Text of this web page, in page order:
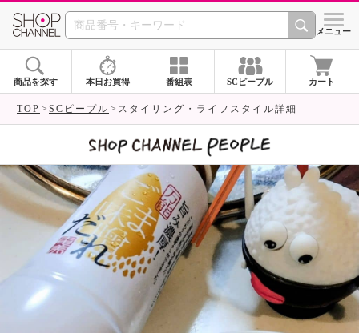
SHOP CHANNEL シメニュー
商品を探す 本日お買得 番組表 SCピープル カート
TOP SCピープル スタイリング・ライフスタイル詳細